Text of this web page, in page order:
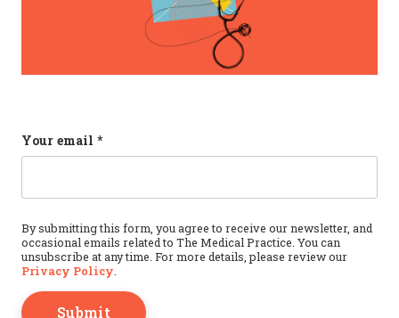
X/Twitter
Your email *
By submitting this form, you agree to receive our newsletter, and
occasional emails related to The Medical Practice. You can
unsubscribe at any time. For more details, please review our
Privacy Policy